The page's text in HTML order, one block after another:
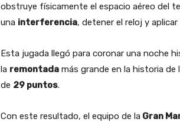
obstruye físicamente el espacio aéreo del
una interferencia, detener el reloj y
Esta jugada llegó para coronar una noche
la remontada más grande en la historia de
de 29 puntos.
Con este resultado, el equipo de la Gran